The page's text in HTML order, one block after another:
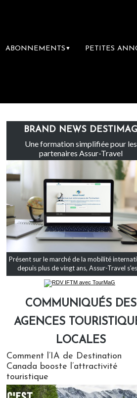
ABONNEMENTS ▼ PETITES
Le groupe Sainte-
BRAND NEWS DESTIMAG
Une formation simplifiée pour les
partenaires Assur-Travel
Présent sur le marché de la mobilité
depuis plus de vingt ans, Assur-Travel
COMMUNIQUÉS DES
AGENCES
LOCALES
Comment l’IA de Destination
Canada booste l’attractivité
touristique